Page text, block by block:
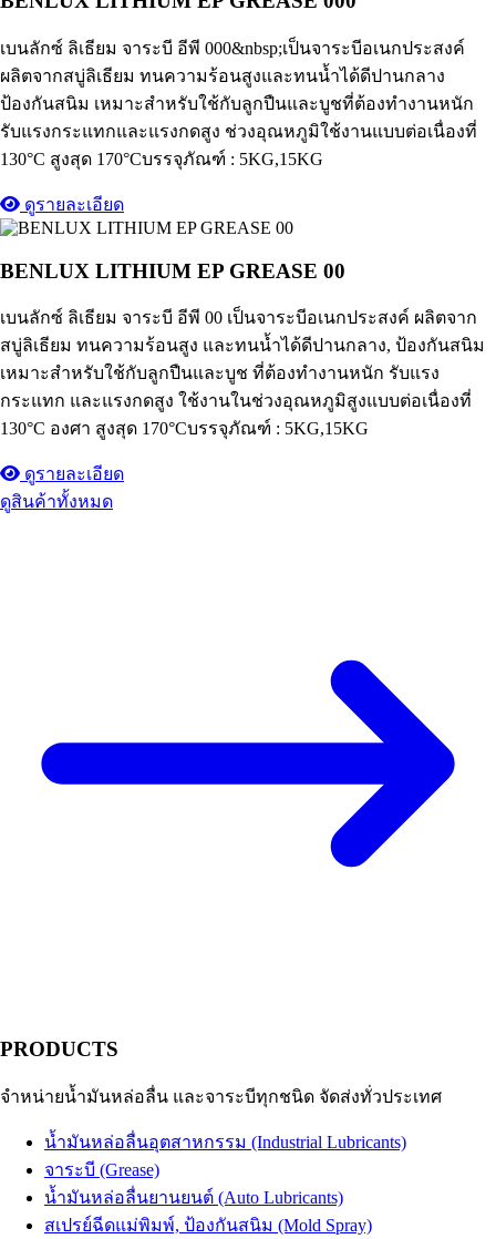
เบนลักซ์ ลิเธียม จาระบี อีพี 000&nbsp;เป็นจาระบีอเนกประสงค์
ผลิตจากสบู่ลิเธียม ทนความร้อนสูงและทนน้ำได้ดีปานกลาง
ป้องกันสนิม เหมาะสำหรับใช้กับลูกปืนและบูชที่ต้องทำงานหนัก
รับแรงกระแทกและแรงกดสูง ช่วงอุณหภูมิใช้งานแบบต่อเนื่องที่
130°C สูงสุด 170°Cบรรจุภัณฑ์ : 5KG,15KG
ดูรายละเอียด
BENLUX LITHIUM EP GREASE 00
เบนลักซ์ ลิเธียม จาระบี อีพี 00 เป็นจาระบีอเนกประสงค์ ผลิตจาก
สบู่ลิเธียม ทนความร้อนสูง และทนน้ำได้ดีปานกลาง, ป้องกันสนิม
เหมาะสำหรับใช้กับลูกปืนและบูช ที่ต้องทำงานหนัก รับแรง
กระแทก และแรงกดสูง ใช้งานในช่วงอุณหภูมิสูงแบบต่อเนื่องที่
130°C องศา สูงสุด 170°Cบรรจุภัณฑ์ : 5KG,15KG
ดูรายละเอียด
ดูสินค้าทั้งหมด
PRODUCTS
จำหน่ายน้ำมันหล่อลื่น และจาระบีทุกชนิด จัดส่งทั่วประเทศ
น้ำมันหล่อลื่นอุตสาหกรรม (Industrial Lubricants)
จาระบี (Grease)
น้ำมันหล่อลื่นยานยนต์ (Auto Lubricants)
สเปรย์ฉีดแม่พิมพ์, ป้องกันสนิม (Mold Spray)